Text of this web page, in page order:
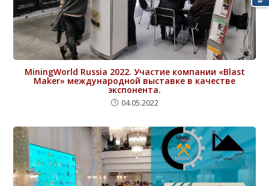
MiningWorld Russia 2022. Участие компании «Blast
Maker» международной выставке в качестве
экспонента.
04.05.2022